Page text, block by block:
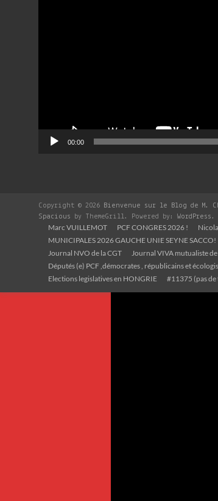
00:00
Copyright © 2026 Bienvenue sur le Blog de M.
Spacious by ThemeGrill. Powered by: WordPress .
Marc VUILLEMOT PCF CONGRES 2026 !
MUNICIPALES 2026 GAUCHE UNIE SEYNE SACCO!
Journal NVO de la CGT
Journal VIVA mutualiste
Députés (e) PCF ,démocrates , républicains et
Elections legislatives en HONGRIE
#11375 (pas